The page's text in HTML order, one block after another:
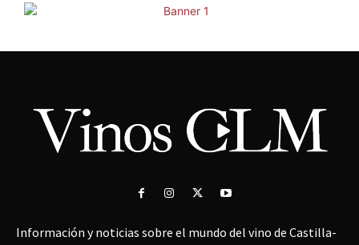
Información y noticias sobre el mundo del vino de Castilla-